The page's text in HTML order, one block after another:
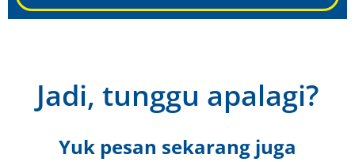
Jadi, tunggu apalagi?
Yuk pesan sekarang juga